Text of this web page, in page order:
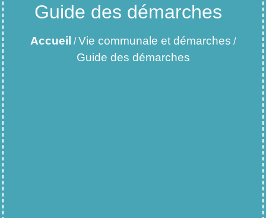
Guide des démarches
Accueil /Vie communale et démarches /
Guide des démarches